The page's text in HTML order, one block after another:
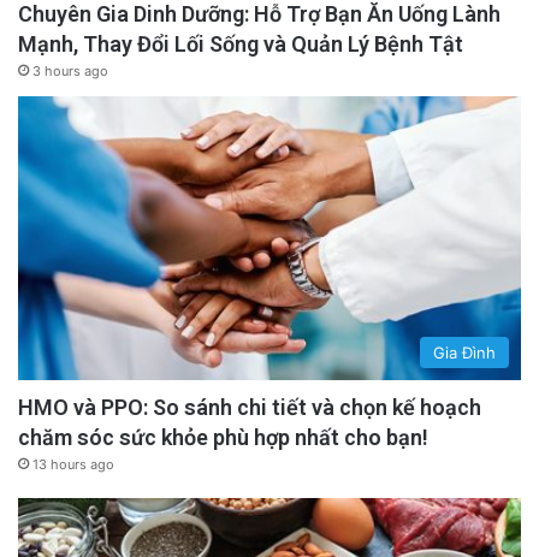
Chuyên Gia Dinh Dưỡng: Hỗ Trợ Bạn Ăn Uống Lành
Mạnh, Thay Đổi Lối Sống và Quản Lý Bệnh Tật
3 hours ago
Gia Đình
HMO và PPO: So sánh chi tiết và chọn kế hoạch
chăm sóc sức khỏe phù hợp nhất cho bạn!
13 hours ago